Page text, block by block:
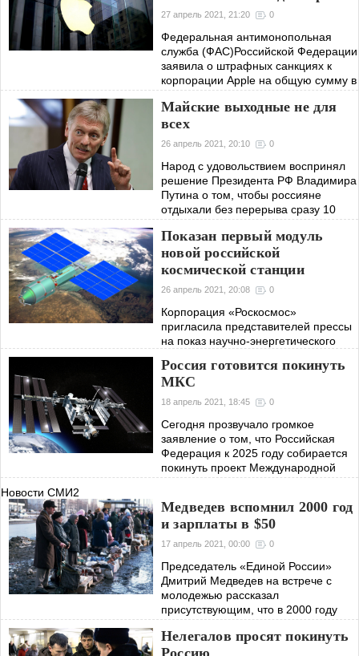
27 апрель 2021, 21:20 0
Федеральная антимонопольная
служба (ФАС)Российской Федерации
заявила о штрафных санкциях к
корпорации Apple на общую сумму в
906 миллионов рублей, что по
теперешнему курсу является
эквивалентом
Майские выходные не для
всех
26 апрель 2021, 20:10 0
Народ с удовольствием воспринял
решение Президента РФ Владимира
Путина о том, чтобы россияне
отдыхали без перерыва сразу 10
дней, с 1 мая по 10.
Показан первый модуль
новой российской
космической станции
26 апрель 2021, 20:08 0
Корпорация «Роскосмос»
пригласила представителей прессы
на показ научно-энергетического
первым и основным в будущей
российской орбитальной станции.
Россия готовится покинуть
МКС
18 апрель 2021, 18:45 0
Сегодня прозвучало громкое
заявление о том, что Российская
Федерация к 2025 году собирается
покинуть проект Международной
Космической Станции, после чего
орбитальной
Новости СМИ2
Медведев вспомнил 2000 год
и зарплаты в $50
17 апрель 2021, 00:00 0
Председатель «Единой России»
Дмитрий Медведев на встрече с
молодежью рассказал
присутствующим, что в 2000 году
средняя зарплата по стране
равнялась 50 американским
долларам.
Нелегалов просят покинуть
Россию